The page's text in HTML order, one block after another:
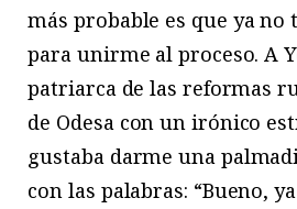
más probable es que ya no
para unirme al proceso. A
patriarca de las reformas
de Odesa con un irónico
gustaba darme una
con las palabras: “Bueno,